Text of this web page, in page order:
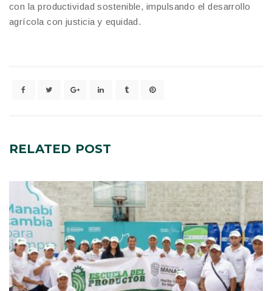
con la productividad sostenible, impulsando el desarrollo
agrícola con justicia y equidad.
RELATED POST